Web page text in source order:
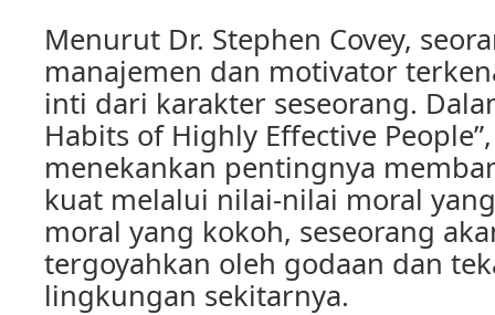
Menurut Dr. Stephen Covey,
manajemen dan motivator
inti dari karakter seseorang.
Habits of Highly Effective
menekankan pentingnya
kuat melalui nilai-nilai moral
moral yang kokoh, seseorang
tergoyahkan oleh godaan dan
lingkungan sekitarnya.